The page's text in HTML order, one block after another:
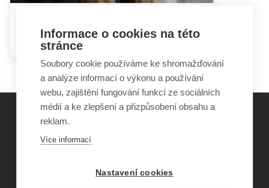
dítěte
©Obecně prospěšná společnost Sirius
ISSN 1805-8876
Informace o cookies na této
stránce
Soubory cookie používáme ke shromažďování
a analýze informací o výkonu a používání
webu, zajištění fungování funkcí ze sociálních
médií a ke zlepšení a přizpůsobení obsahu a
reklam.
Více informací
Nastavení cookies